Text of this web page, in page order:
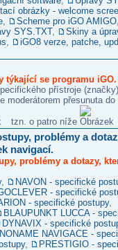
obrázky - welcome
Scheme pro iGO AMIGO
SYS.TXT,
Skiny a
iGO8 verze, patche,
týkající se programu iGO.
přístroje
moderátorem přesunuta do
tzn. o patro níže
problémy a
navigací.
problémy a dotazy,
,
NAVON - specifické
- specifické
- specifické postupy,
BLAUPUNKT LUCCA -
DYNAVIX - specifické
NONAME NAVIGACE -
, PRESTIGIO -